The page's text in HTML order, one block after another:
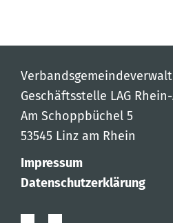
Geschäftsstelle LAG
Am Schoppbüchel 5
53545 Linz am Rhein
Impressum
Datenschutzerklärung